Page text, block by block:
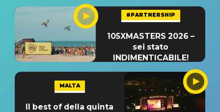
#PARTNERSHIP
105XMASTERS 2026 –
sei stato
INDIMENTICABILE!
MALTA
Il best of della quinta